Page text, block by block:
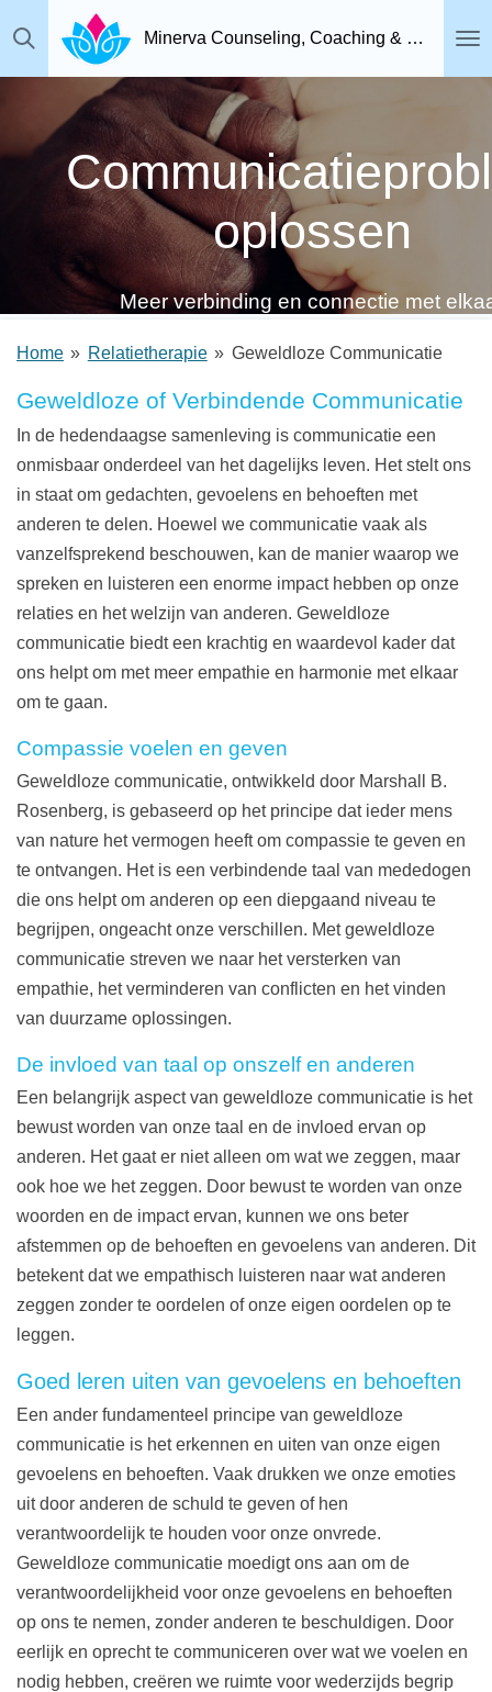
Ga
direct
hoofdinhoud
Minerva Counseling, Coaching & Relatietherapie, Psychosociaal Therapeut Breda
oplossen
Meer verbinding en connectie met
Home » Relatietherapie » Geweldloze Communicatie
Geweldloze of Verbindende Communicatie
In de hedendaagse samenleving is communicatie een
onmisbaar onderdeel van het dagelijks leven. Het stelt ons
in staat om gedachten, gevoelens en behoeften met
anderen te delen. Hoewel we communicatie vaak als
vanzelfsprekend beschouwen, kan de manier waarop we
spreken en luisteren een enorme impact hebben op onze
relaties en het welzijn van anderen. Geweldloze
communicatie biedt een krachtig en waardevol kader dat
ons helpt om met meer empathie en harmonie met elkaar
om te gaan.
Compassie voelen en geven
Geweldloze communicatie, ontwikkeld door Marshall B.
Rosenberg, is gebaseerd op het principe dat ieder mens
van nature het vermogen heeft om compassie te geven en
te ontvangen. Het is een verbindende taal van mededogen
die ons helpt om anderen op een diepgaand niveau te
begrijpen, ongeacht onze verschillen. Met geweldloze
communicatie streven we naar het versterken van
empathie, het verminderen van conflicten en het vinden
van duurzame oplossingen.
De invloed van taal op onszelf en anderen
Een belangrijk aspect van geweldloze communicatie is het
bewust worden van onze taal en de invloed ervan op
anderen. Het gaat er niet alleen om wat we zeggen, maar
ook hoe we het zeggen. Door bewust te worden van onze
woorden en de impact ervan, kunnen we ons beter
afstemmen op de behoeften en gevoelens van anderen. Dit
betekent dat we empathisch luisteren naar wat anderen
zeggen zonder te oordelen of onze eigen oordelen op te
leggen.
Goed leren uiten van gevoelens en behoeften
Een ander fundamenteel principe van geweldloze
communicatie is het erkennen en uiten van onze eigen
gevoelens en behoeften. Vaak drukken we onze emoties
uit door anderen de schuld te geven of hen
verantwoordelijk te houden voor onze onvrede.
Geweldloze communicatie moedigt ons aan om de
verantwoordelijkheid voor onze gevoelens en behoeften
op ons te nemen, zonder anderen te beschuldigen. Door
eerlijk en oprecht te communiceren over wat we voelen en
nodig hebben, creëren we ruimte voor wederzijds begrip